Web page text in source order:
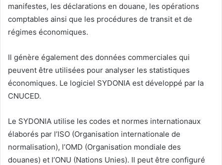
manifestes, les déclarations en douane, les opérations
comptables ainsi que les procédures de transit et de
régimes économiques.
Il génère également des données commerciales qui
peuvent être utilisées pour analyser les statistiques
économiques. Le logiciel SYDONIA est développé par la
CNUCED.
Le SYDONIA utilise les codes et normes internationaux
élaborés par l’ISO (Organisation internationale de
normalisation), l’OMD (Organisation mondiale des
douanes) et l’ONU (Nations Unies). Il peut être configuré